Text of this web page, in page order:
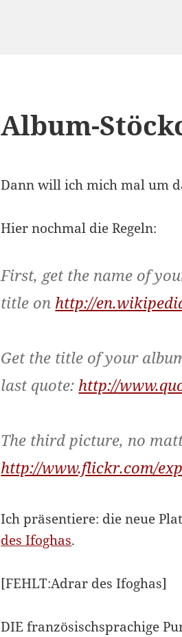
Album-
Dann will ich mich mal um
Hier nochmal die Regeln:
First, get the name of
title on http://
Get the title of your
last quote: http://
The third picture, no
http://www.flickr.com/
Ich präsentiere: die neue
des Ifoghas.
[FEHLT:Adrar des Ifoghas]
DIE französischsprachige